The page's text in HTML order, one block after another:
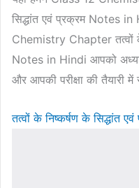
सिद्धांत एवं प्रक्रम Notes
Chemistry Chapter तत्वों
Notes in Hindi आपको
और आपकी परीक्षा की तैयारी में
तत्वों के निष्कर्षण के सिद्धांत